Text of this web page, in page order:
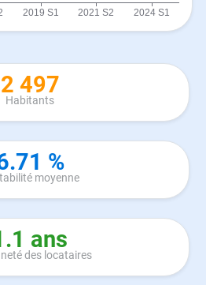
2 497
Habitants
%
moyenne
ans
des locataires